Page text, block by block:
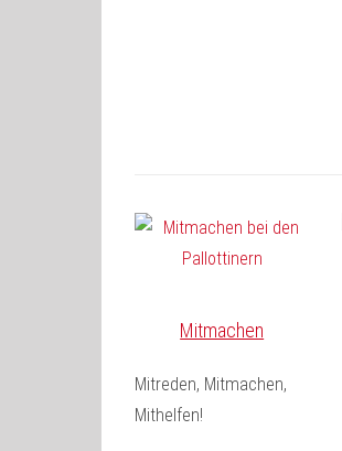
Mitmachen
Mitreden, Mitmachen,
Mithelfen!